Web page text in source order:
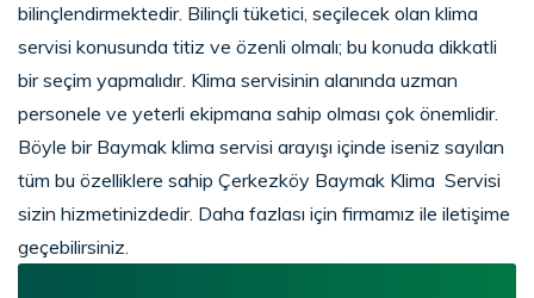
bilinçlendirmektedir. Bilinçli tüketici, seçilecek olan klima
servisi konusunda titiz ve özenli olmalı; bu konuda dikkatli
bir seçim yapmalıdır. Klima servisinin alanında uzman
personele ve yeterli ekipmana sahip olması çok önemlidir.
Böyle bir Baymak klima servisi arayışı içinde iseniz sayılan
tüm bu özelliklere sahip Çerkezköy Baymak Klima Servisi
sizin hizmetinizdedir. Daha fazlası için firmamız ile iletişime
geçebilirsiniz.